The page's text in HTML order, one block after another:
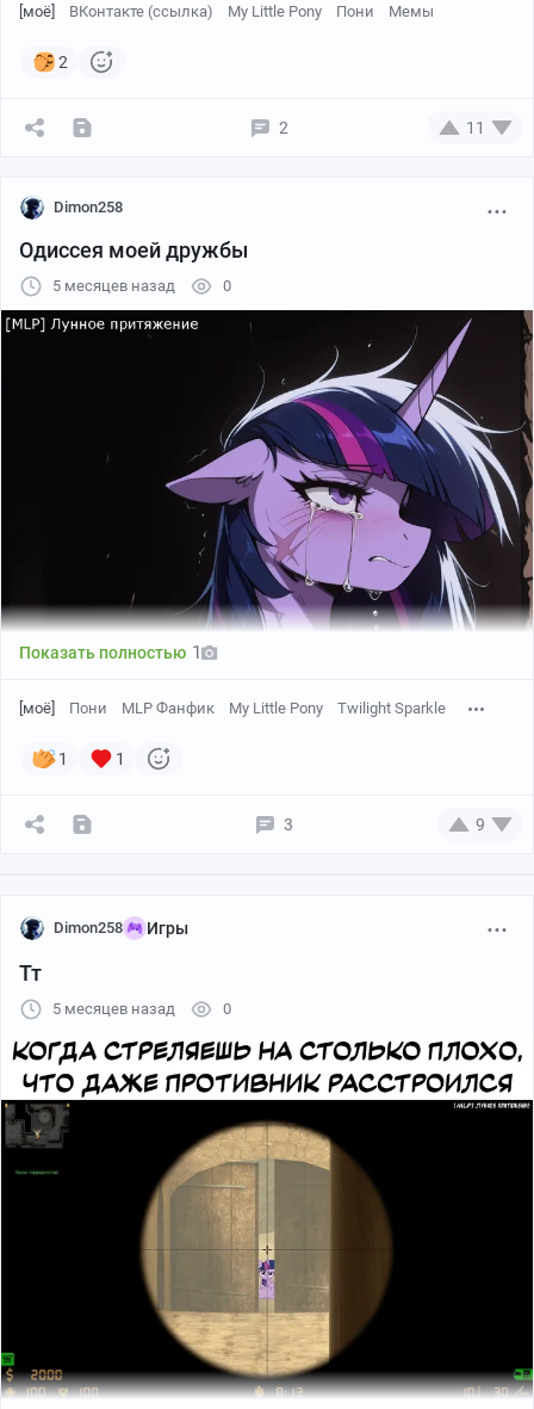
[моё] ВКонтакте (ссылка) My Little Pony Пони Мемы
2
2 11
Dimon258
Одиссея моей дружбы
5 месяцев назад 0
https://vk.com/wall-231439070_3539
Я тут прослушал фанфик "Одиссея моей дружбы" в
аудио формате и хочу немного рассказать, что думаю.
Стартует всё с относительно каноничной Твайлайт,
которая, опьянённая азартом исследователя, лезет в
межмировые эксперименты и оказывается втянутой в
«одиссею» — корона перебрасывает её из мира в мир,
пока она «исправляет» локальные катастрофы. Для
неё проходит триста лет, наполненных войнами,
рабством, диктатурами, тоталитарными
городами‑ульями и монстрами, а в родной Эквестрии
Показать полностью 1
[моё] Пони MLP Фанфик My Little Pony Twilight Sparkle
1 1
3 9
Dimon258 Игры
Тт
5 месяцев назад 0